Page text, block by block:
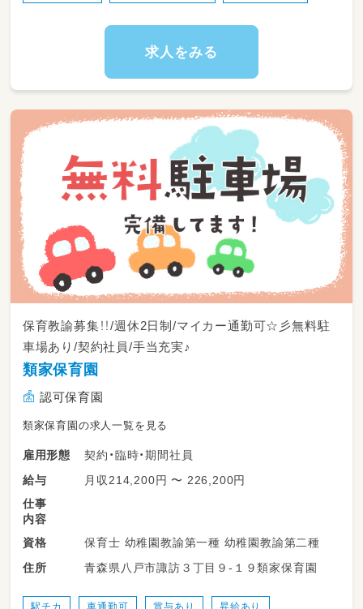
求人をみる
保育教諭募集！！/週休2日制/マイカー通勤可☆彡無料駐
車場あり/契約社員/手当充実♪
類家保育園
認可保育園
類家保育園の求人一覧を見る
雇用形態
契約・臨時・期間社員
給与
月収214,200円 〜 226,200円
仕事
内容
資格
保育士 幼稚園教諭第一種 幼稚園教諭第二種
住所
青森県八戸市諏訪３丁目９-１９類家保育園
駅チカ 車通勤可 賞与あり 昇給あり